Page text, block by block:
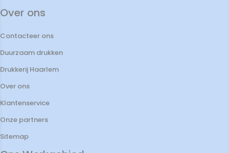
Over ons
Contacteer ons
Duurzaam drukken
Drukkerij Haarlem
Over ons
Klantenservice
Onze partners
Sitemap